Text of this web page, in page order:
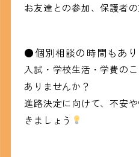
お友達との参加、保護者
●個別相談の時間もあり
入試・学校生活・学費の
ありませんか？
進路決定に向けて、不安
きましょう